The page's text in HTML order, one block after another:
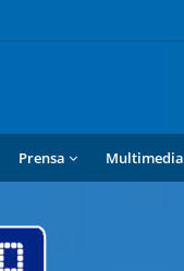
Prensa Multimedia